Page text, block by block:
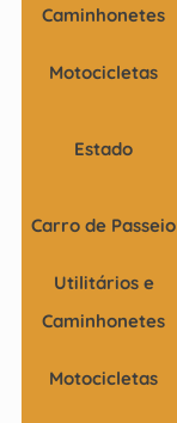
Caminhonetes
Motocicletas
Estado
Carro de Passeio
Utilitários e
Caminhonetes
Motocicletas